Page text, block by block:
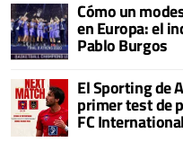
Cómo un
en Europa: el
Pablo Burgos
El Sporting de
primer test de
FC International